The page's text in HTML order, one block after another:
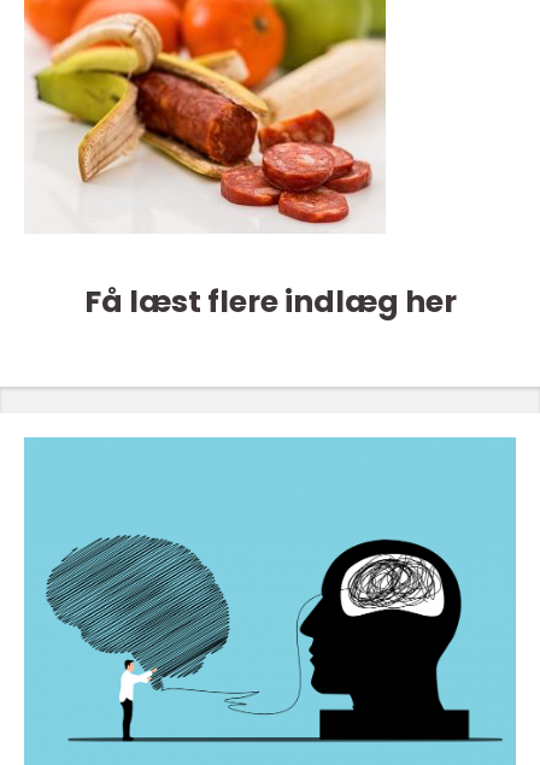
Få læst flere indlæg her